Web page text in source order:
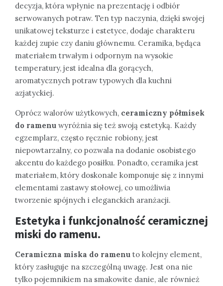
decyzja, która wpłynie na prezentację i odbiór
serwowanych potraw. Ten typ naczynia, dzięki swojej
unikatowej teksturze i estetyce, dodaje charakteru
każdej zupie czy daniu głównemu. Ceramika, będąca
materiałem trwałym i odpornym na wysokie
temperatury, jest idealna dla gorących,
aromatycznych potraw typowych dla kuchni
azjatyckiej.
Oprócz walorów użytkowych, ceramiczny półmisek
do ramenu wyróżnia się też swoją estetyką. Każdy
egzemplarz, często ręcznie robiony, jest
niepowtarzalny, co pozwala na dodanie osobistego
akcentu do każdego posiłku. Ponadto, ceramika jest
materiałem, który doskonale komponuje się z innymi
elementami zastawy stołowej, co umożliwia
tworzenie spójnych i eleganckich aranżacji.
Estetyka i funkcjonalność ceramicznej
miski do ramenu.
Ceramiczna miska do ramenu to kolejny element,
który zasługuje na szczególną uwagę. Jest ona nie
tylko pojemnikiem na smakowite danie, ale również